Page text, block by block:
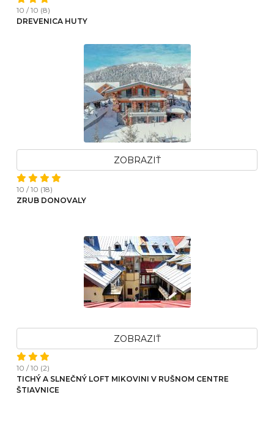
10 / 10 (8)
DREVENICA HUTY
ZOBRAZIŤ
10 / 10 (18)
ZRUB DONOVALY
ZOBRAZIŤ
10 / 10 (2)
TICHÝ A SLNEČNÝ LOFT MIKOVINI V RUŠNOM CENTRE
ŠTIAVNICE